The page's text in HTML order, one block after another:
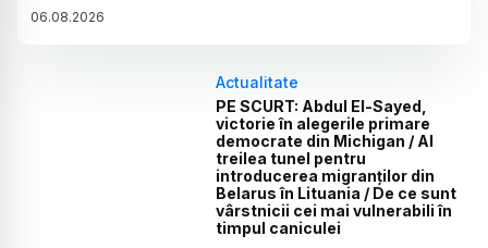
06.08.2026
Actualitate
PE SCURT: Abdul El-Sayed,
victorie în alegerile primare
democrate din Michigan / Al
treilea tunel pentru
introducerea migranților din
Belarus în Lituania / De ce sunt
vârstnicii cei mai vulnerabili în
timpul caniculei